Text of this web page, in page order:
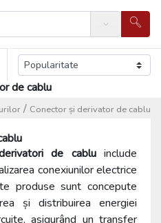
Search
de cablu
Conector și derivator de cablu
/
de cabluinclude
conexiunilor electrice
produse sunt concepute
și distribuirea energiei
asigurând un transfer